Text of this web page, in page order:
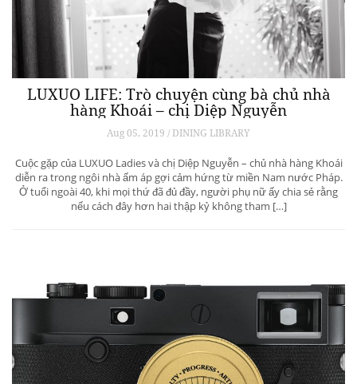
LUXUO LIFE: Trò chuyện cùng bà chủ nhà
hàng Khoái – chị Diệp Nguyễn
Aug 05, 2019 / DINING LIBRARY
Cuộc gặp của LUXUO Ladies và chị Diệp Nguyễn – chủ nhà hàng Khoái
diễn ra trong ngôi nhà ấm áp gợi cảm hứng từ miền Nam nước Pháp.
Ở tuổi ngoài 40, khi mọi thứ đã đủ đầy, người phụ nữ ấy chia sẻ rằng
nếu cách đây hơn hai thập kỷ không tham […]